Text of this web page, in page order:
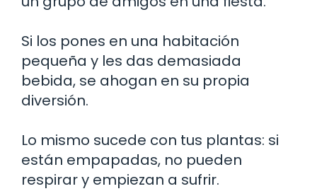
Si los pones en una habitación
pequeña y les das demasiada
bebida, se ahogan en su propia
diversión.
Lo mismo sucede con tus plantas: si
están empapadas, no pueden
respirar y empiezan a sufrir.